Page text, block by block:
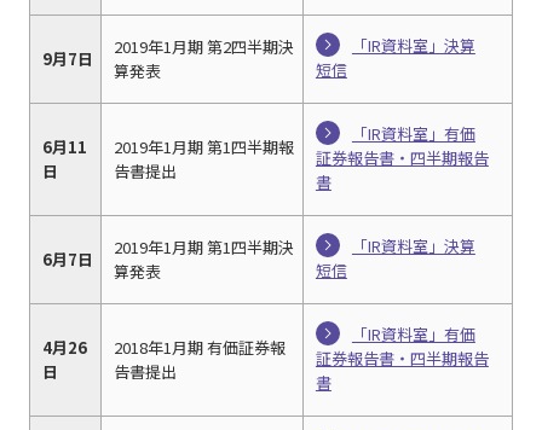
9月7日
2019年1月期 第2四半期決
算発表
「IR資料室」決算
短信
6月11
日
2019年1月期 第1四半期報
告書提出
「IR資料室」有価
証券報告書・四半期報告
書
6月7日
2019年1月期 第1四半期決
算発表
「IR資料室」決算
短信
4月26
日
2018年1月期 有価証券報
告書提出
「IR資料室」有価
証券報告書・四半期報告
書